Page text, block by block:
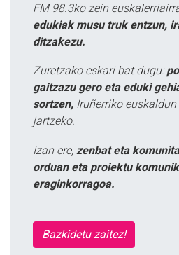
FM 98.3ko zein
edukiak musu truk entzun,
ditzakezu.
Zuretzako eskari bat dugu:
gaitzazu gero eta eduki
sortzen, Iruñerriko
jartzeko.
Izan ere, zenbat eta
orduan eta proiektu
eraginkorragoa.
Bazkidetu zaitez!